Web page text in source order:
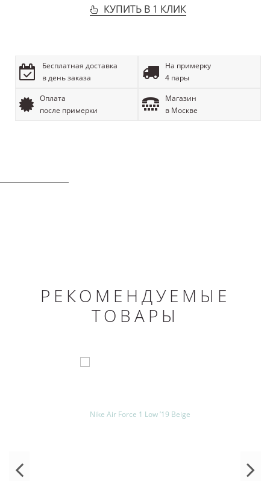
КУПИТЬ В 1 КЛИК
Бесплатная доставка
в день заказа
На примерку
4 пары
Оплата
после примерки
Магазин
в Москве
РЕКОМЕНДУЕМЫЕ
ТОВАРЫ